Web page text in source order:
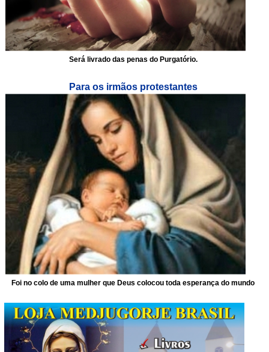
Será livrado das penas do Purgatório.
Para os irmãos protestantes
Foi no colo de uma mulher que Deus colocou toda esperança do mundo